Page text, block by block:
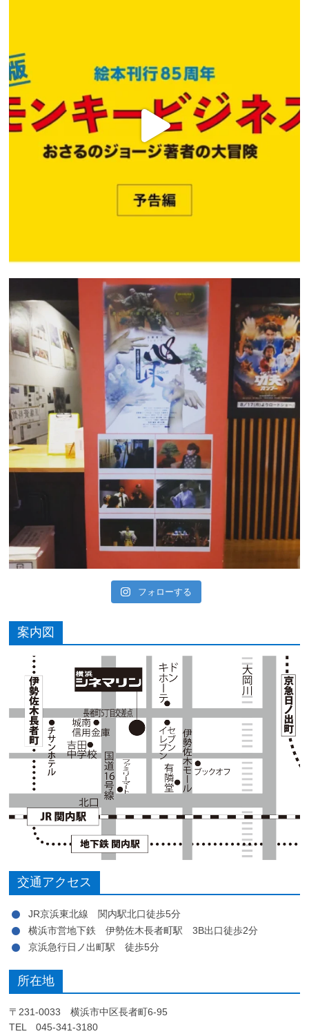
フォローする
案内図
交通アクセス
JR京浜東北線 関内駅北口徒歩5分
横浜市営地下鉄 伊勢佐木長者町駅 3B出口徒歩2分
京浜急行日ノ出町駅 徒歩5分
所在地
〒231-0033 横浜市中区長者町6-95
TEL 045-341-3180